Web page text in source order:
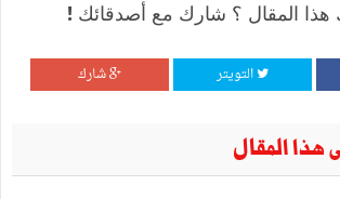
المقال ؟ شارك مع أصدقائك !
التويتر شارك
هذا المقال